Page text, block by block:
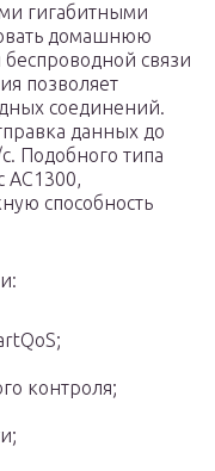
гигабитными
домашнюю
связи
позволяет
соединений.
данных до
Подобного типа
AC1300,
способность
контроля;